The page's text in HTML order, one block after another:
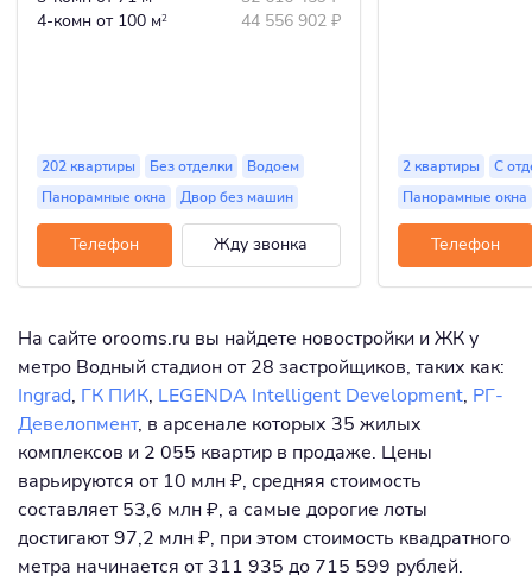
4-комн от 100 м2 44 556 902 ₽
202 квартиры Без отделки
Водоем
Панорамные окна
Двор без машин
Телефон Жду звонка
2 квартиры
С
Панорамные окна
Телефон
На сайте orooms.ru вы найдете новостройки и ЖК у
метро Водный стадион от 28 застройщиков, таких как:
Ingrad, ГК ПИК, LEGENDA Intelligent Development, РГ-
Девелопмент, в арсенале которых 35 жилых
комплексов и 2 055 квартир в продаже. Цены
варьируются от 10 млн ₽, средняя стоимость
составляет 53,6 млн ₽, а самые дорогие лоты
достигают 97,2 млн ₽, при этом стоимость квадратного
метра начинается от 311 935 до 715 599 рублей.